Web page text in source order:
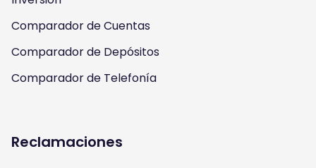
Comparador de Cuentas
Comparador de Depósitos
Comparador de Telefonía
Reclamaciones